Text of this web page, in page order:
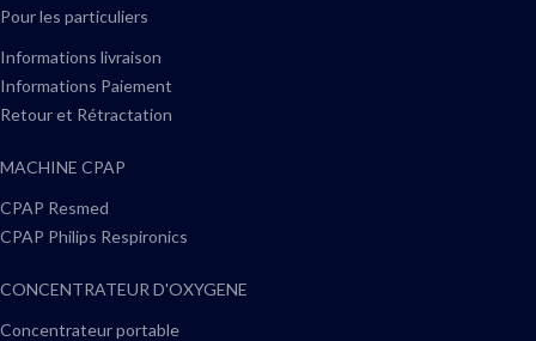
Pour les particuliers
Informations livraison
Informations Paiement
Retour et Rétractation
MACHINE CPAP
CPAP Resmed
CPAP Philips Respironics
CONCENTRATEUR D'OXYGENE
Concentrateur portable